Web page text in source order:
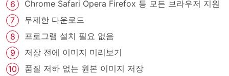
Chrome Safari Opera Firefox 등 모든 브라우저 지원
무제한 다운로드
프로그램 설치 필요 없음
저장 전에 이미지 미리보기
품질 저하 없는 원본 이미지 저장